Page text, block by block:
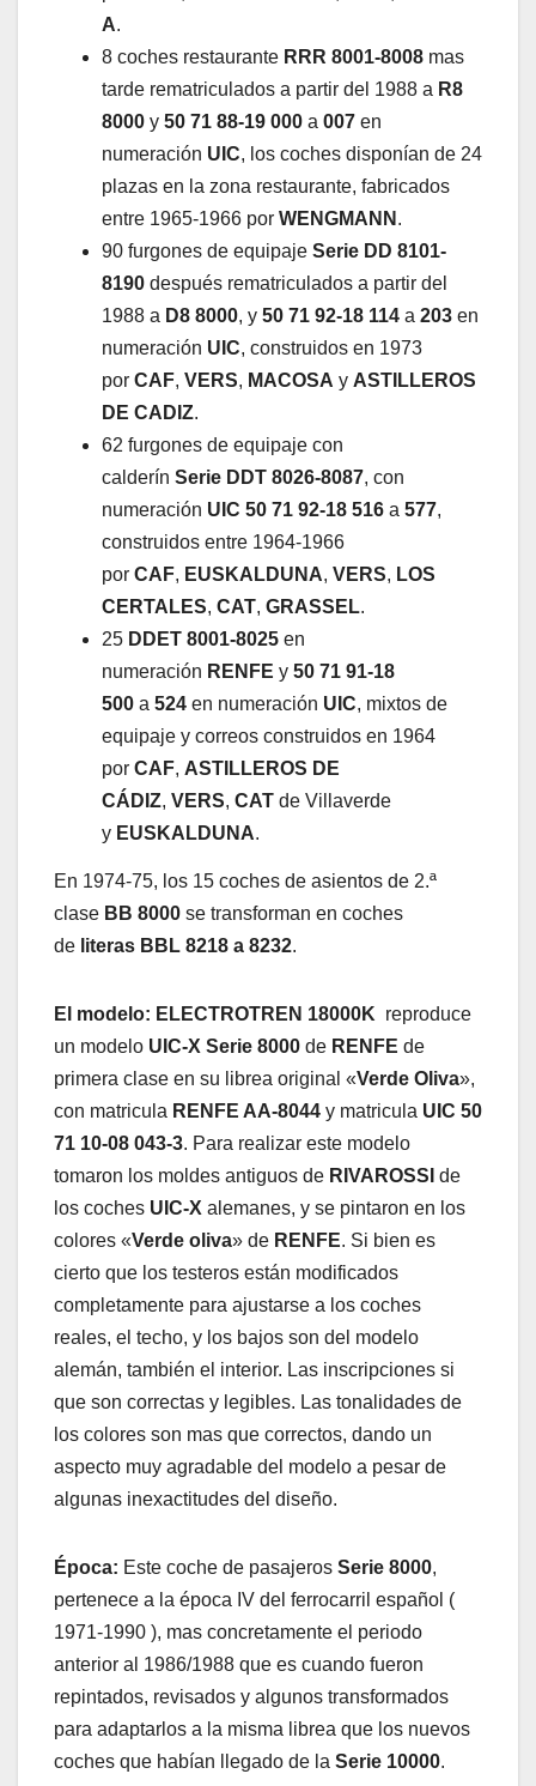
A.
8 coches restaurante RRR 8001-8008 mas
tarde rematriculados a partir del 1988 a R8
8000 y 50 71 88-19 000 a 007 en
numeración UIC, los coches disponían de 24
plazas en la zona restaurante, fabricados
entre 1965-1966 por WENGMANN .
90 furgones de equipaje Serie DD 8101-
8190 después rematriculados a partir del
1988 a D8 8000, y 50 71 92-18 114 a 203 en
numeración UIC, construidos en 1973
por CAF, VERS, MACOSA y ASTILLEROS
DE CADIZ.
62 furgones de equipaje con
calderín Serie DDT 8026-8087, con
numeración UIC 50 71 92-18 516 a 577,
construidos entre 1964-1966
por CAF, EUSKALDUNA, VERS, LOS
CERTALES, CAT, GRASSEL.
25 DDET 8001-8025 en
numeración RENFE y 50 71 91-18
500 a 524 en numeración UIC, mixtos de
equipaje y correos construidos en 1964
por CAF, ASTILLEROS DE
CÁDIZ, VERS, CAT de Villaverde
y EUSKALDUNA.
En 1974-75, los 15 coches de asientos de 2.ª
clase BB 8000 se transforman en coches
de literas BBL 8218 a 8232.
El modelo: ELECTROTREN 18000K reproduce
un modelo UIC-X Serie 8000 de RENFE de
primera clase en su librea original «Verde Oliva»,
con matricula RENFE AA-8044 y matricula UIC 50
71 10-08 043-3. Para realizar este modelo
tomaron los moldes antiguos de RIVAROSSI de
los coches UIC-X alemanes, y se pintaron en los
colores «Verde oliva» de RENFE. Si bien es
cierto que los testeros están modificados
completamente para ajustarse a los coches
reales, el techo, y los bajos son del modelo
alemán, también el interior. Las inscripciones si
que son correctas y legibles. Las tonalidades de
los colores son mas que correctos, dando un
aspecto muy agradable del modelo a pesar de
algunas inexactitudes del diseño.
Época: Este coche de pasajeros Serie 8000,
pertenece a la época IV del ferrocarril español (
1971-1990 ), mas concretamente el periodo
anterior al 1986/1988 que es cuando fueron
repintados, revisados y algunos transformados
para adaptarlos a la misma librea que los nuevos
coches que habían llegado de la Serie 10000.